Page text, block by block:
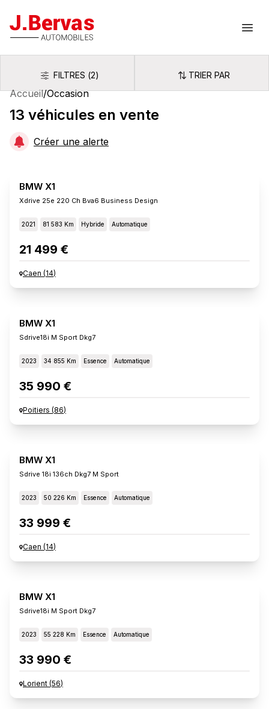
J.Bervas
FiltresFILTRES (2) Trier par
TRIER PAR
Accueil/Occasion
13 véhicules en vente
Créer une alerte
BMW X1
Xdrive 25e 220 Ch Bva6 Business Design
2021 81 583 Km Hybride Automatique
21 499 €
Caen (14)
BMW X1
Sdrive18i M Sport Dkg7
2023 34 855 Km Essence Automatique
35 990 €
Poitiers (86)
BMW X1
Sdrive 18i 136ch Dkg7 M Sport
2023 50 226 Km Essence Automatique
33 999 €
Caen (14)
BMW X1
Sdrive18i M Sport Dkg7
2023 55 228 Km Essence Automatique
33 990 €
Lorient (56)